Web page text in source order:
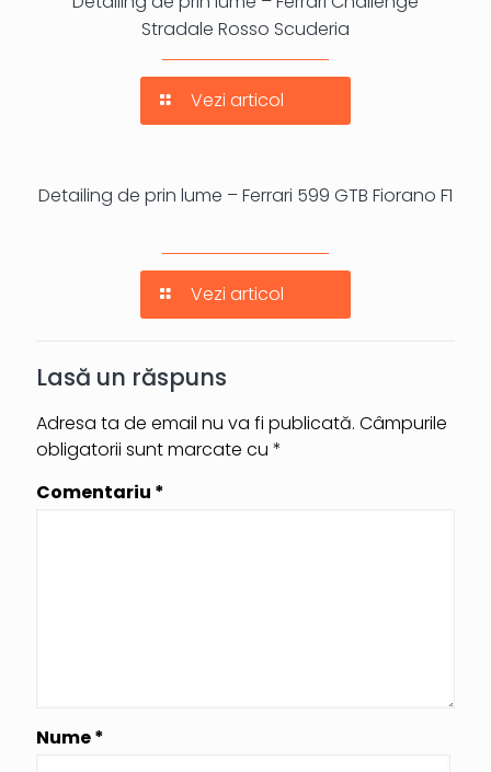
Stradale Rosso Scuderia
Vezi articol
Detailing de prin lume – Ferrari 599 GTB Fiorano F1
Vezi articol
Lasă un răspuns
Adresa ta de email nu va fi publicată. Câmpurile
obligatorii sunt marcate cu *
Comentariu *
Nume*